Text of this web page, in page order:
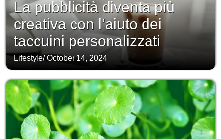
La pubblicità diventa più
creativa con l’aiuto dei
taccuini personalizzati
Lifestyle/October 14, 2024